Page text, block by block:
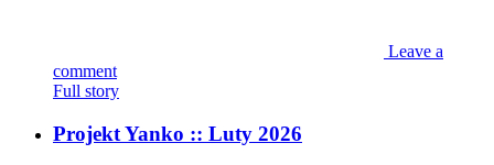
Leave a
comment
Full story
Projekt Yanko :: Luty 2026